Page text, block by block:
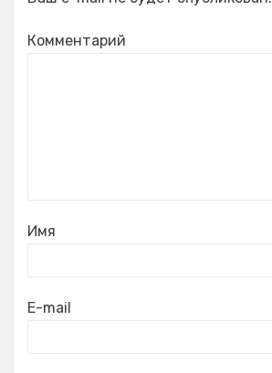
Комментарий
Имя
E-mail